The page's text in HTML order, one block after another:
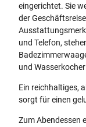
eingerichtet. Sie
der
und Telefon,
und
Ein reichhaltiges,
sorgt für einen
Zum Abendessen